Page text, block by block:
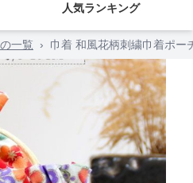
人気ランキング
一覧 › 巾着 和風花柄刺繍巾着ポー